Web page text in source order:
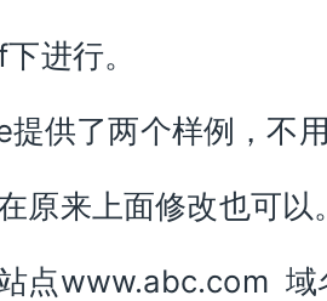
进行。
供了两个样例，不
原来上面修改也可以
点www.abc.com 域